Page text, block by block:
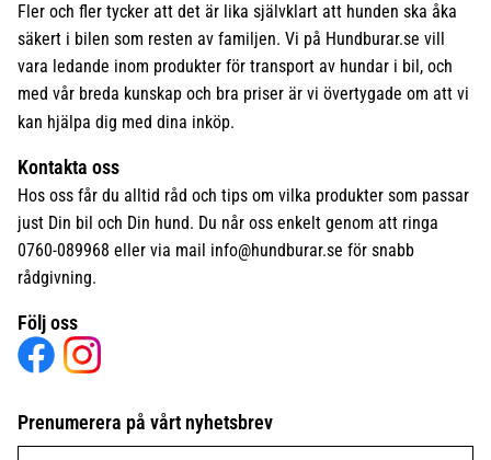
Fler och fler tycker att det är lika självklart att hunden ska åka
säkert i bilen som resten av familjen. Vi på Hundburar.se vill
vara ledande inom produkter för transport av hundar i bil, och
med vår breda kunskap och bra priser är vi övertygade om att vi
kan hjälpa dig med dina inköp.
Kontakta oss
Hos oss får du alltid råd och tips om vilka produkter som passar
just Din bil och Din hund. Du når oss enkelt genom att ringa
0760-089968 eller via mail info@hundburar.se för snabb
rådgivning.
Följ oss
Prenumerera på vårt nyhetsbrev